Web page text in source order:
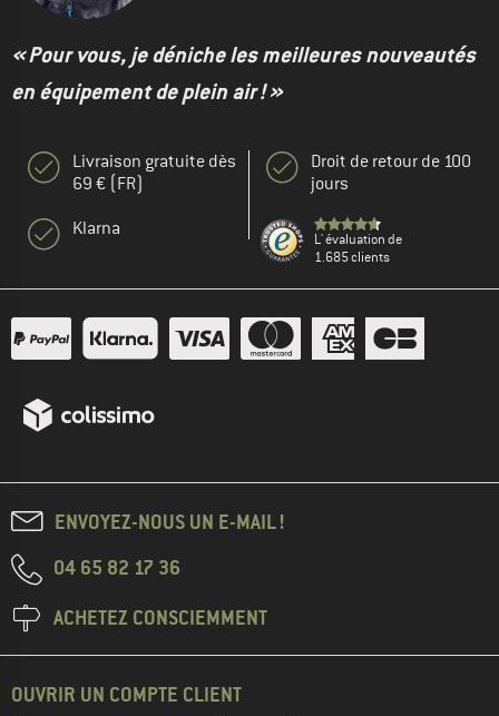
« Pour vous, je déniche les meilleures nouveautés
en équipement de plein air ! »
Livraison gratuite dès
69 € (FR)
Klarna
Droit de retour de 100
jours
L' évaluation de
1.685 clients
ENVOYEZ-NOUS UN E-MAIL !
04 65 82 17 36
ACHETEZ CONSCIEMMENT
OUVRIR UN COMPTE CLIENT